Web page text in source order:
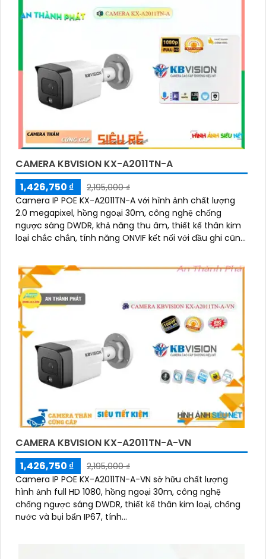
CAMERA KBVISION KX-A2011TN-A
1,426,750 ₫
2,195,000 ₫
Camera IP POE KX-A2011TN-A với hình ảnh chất lượng
2.0 megapixel, hồng ngoại 30m, công nghệ chống
ngược sáng DWDR, khả năng thu âm, thiết kế thân kim
loại chắc chắn, tính năng ONVIF kết nối với đầu ghi cũng
CAMERA KBVISION KX-A2011TN-A-VN
1,426,750 ₫
2,195,000 ₫
Camera IP POE KX-A2011TN-A-VN sở hữu chất lượng
hình ảnh full HD 1080, hồng ngoại 30m, công nghệ
chống ngược sáng DWDR, thiết kế thân kim loại, chống
nước và bụi bẩn IP67, tính...